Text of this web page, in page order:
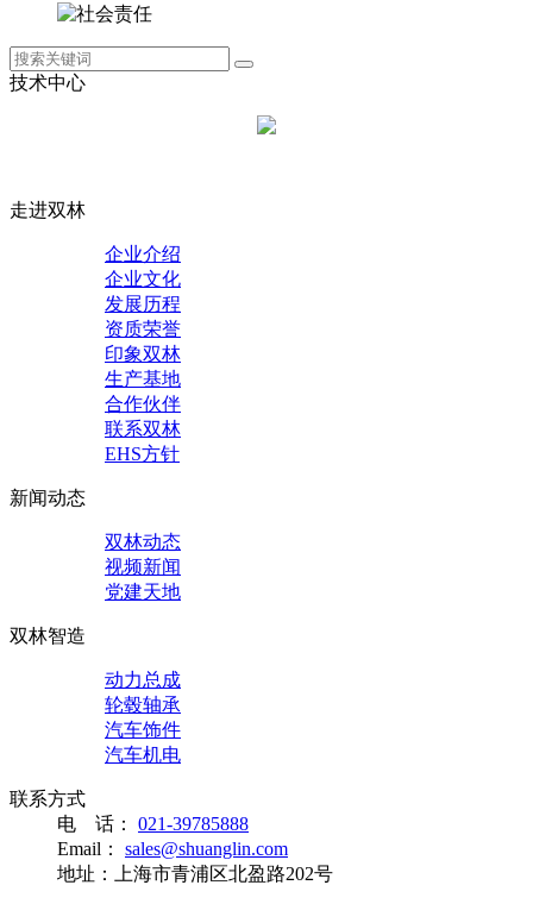
技术中心
走进双林
企业介绍
企业文化
发展历程
资质荣誉
印象双林
生产基地
合作伙伴
联系双林
EHS方针
新闻动态
双林动态
视频新闻
党建天地
双林智造
动力总成
轮毂轴承
汽车饰件
汽车机电
联系方式
电 话： 021-39785888
Email： sales@shuanglin.com
地址：上海市青浦区北盈路202号